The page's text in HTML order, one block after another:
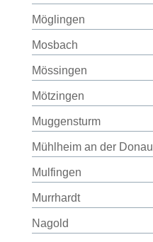
Möglingen
Mosbach
Mössingen
Mötzingen
Muggensturm
Mühlheim an der Donau
Mulfingen
Murrhardt
Nagold